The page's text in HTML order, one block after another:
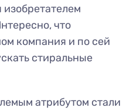
изобретателем
что
компания и по сей
стиральные
атрибутом стали